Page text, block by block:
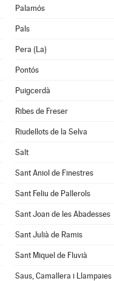
Palamós
Pals
Pera (La)
Pontós
Puigcerdà
Ribes de Freser
Riudellots de la Selva
Salt
Sant Aniol de Finestres
Sant Feliu de Pallerols
Sant Joan de les Abadesses
Sant Julià de Ramis
Sant Miquel de Fluvià
Saus, Camallera i Llampaies